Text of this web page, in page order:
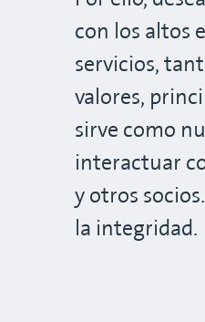
con los altos
servicios,
valores,
sirve como
interactuar
y otros
la integridad.